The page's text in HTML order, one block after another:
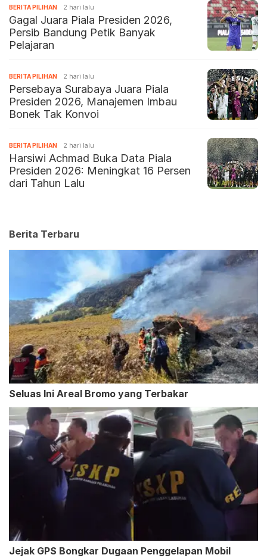
BERITA PILIHAN 2 hari lalu
Gagal Juara Piala Presiden 2026,
Persib Bandung Petik Banyak
Pelajaran
BERITA PILIHAN 2 hari lalu
Persebaya Surabaya Juara Piala
Presiden 2026, Manajemen Imbau
Bonek Tak Konvoi
BERITA PILIHAN 2 hari lalu
Harsiwi Achmad Buka Data Piala
Presiden 2026: Meningkat 16 Persen
dari Tahun Lalu
Berita Terbaru
Seluas Ini Areal Bromo yang Terbakar
Jejak GPS Bongkar Dugaan Penggelapan Mobil